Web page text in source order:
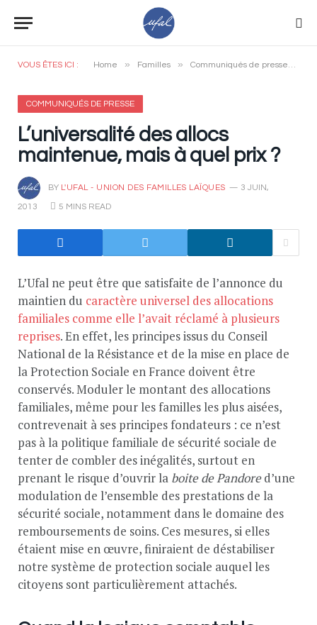
VOUS ÊTES ICI : Home » Familles » Communiqués de presse
COMMUNIQUÉS DE PRESSE
L’universalité des allocs
maintenue, mais à quel prix ?
BY L'UFAL - UNION DES FAMILLES LAÏQUES 3 JUIN,
2013 5 MINS READ
L’Ufal ne peut être que satisfaite de l’annonce du
maintien du caractère universel des allocations
familiales comme elle l’avait réclamé à plusieurs
reprises. En effet, les principes issus du Conseil
National de la Résistance et de la mise en place de
la Protection Sociale en France doivent être
conservés. Moduler le montant des allocations
familiales, même pour les familles les plus aisées,
contrevenait à ses principes fondateurs : ce n’est
pas à la politique familiale de sécurité sociale de
tenter de combler des inégalités, surtout en
prenant le risque d’ouvrir la boite de Pandored’une
modulation de l’ensemble des prestations de la
sécurité sociale, notamment dans le domaine des
remboursements de soins. Ces mesures, si elles
étaient mise en œuvre, finiraient de déstabiliser
notre système de protection sociale auquel les
citoyens sont particulièrement attachés.